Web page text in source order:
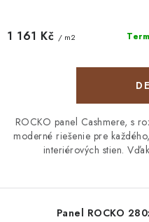
1 161 Kč / m2
ROCKO panel Cashmere, s
moderné riešenie pre
interiérových stien.
Panel ROCKO